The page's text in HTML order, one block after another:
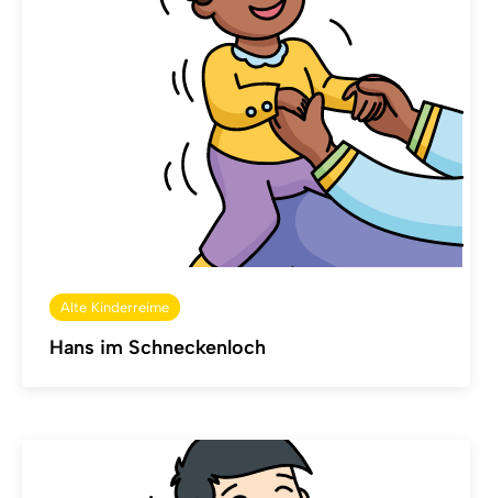
Alte Kinderreime
Hans im Schneckenloch